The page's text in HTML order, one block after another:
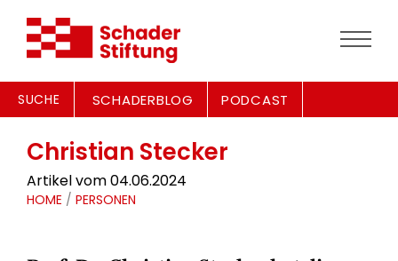
SUCHE SCHADERBLOG PODCAST
Christian Stecker
Artikel vom 04.06.2024
HOME / PERSONEN